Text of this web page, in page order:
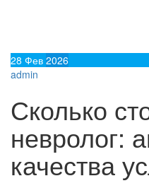
28 Фев 2026
admin
Сколько
невролог:
качества